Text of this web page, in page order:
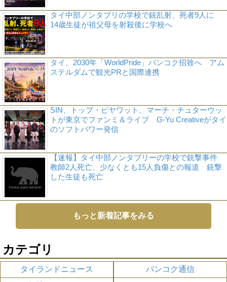
タイ中部ノンタブリの学校で銃乱射、死者9人に
14歳生徒が祖父母を射殺後に学校へ
タイ、2030年「WorldPride」バンコク招致へ アム
ステルダムで観光PRと国際連携
SIN、トップ・ピヤワット、マーチ・チュターウッ
トが東京でファンミ＆ライブ G-Yu Creativeがタイ
のソフトパワー発信
【速報】タイ中部ノンタブリーの学校で銃撃事件
教師2人死亡、少なくとも15人負傷との報道 銃撃
した生徒も死亡
もっと新着記事をみる
カテゴリ
タイランドニュース
バンコク通信